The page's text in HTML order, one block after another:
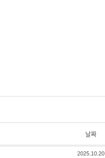
날짜
2025.10.20